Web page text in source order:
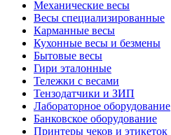
Механические весы
Весы специализированные
Карманные весы
Кухонные весы и безмены
Бытовые весы
Гири эталонные
Тележки с весами
Тензодатчики и ЗИП
Лабораторное оборудование
Банковское оборудование
Принтеры чеков и этикеток